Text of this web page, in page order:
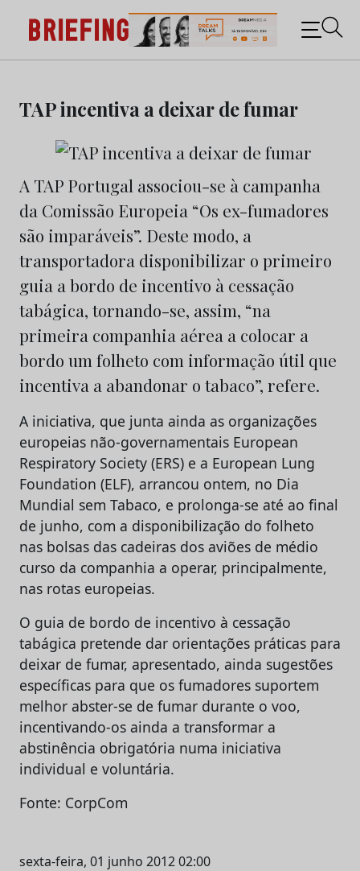
content
Briefing: Todas as notícias sobre os negócios do
Marketing e da Publicidade
TAP incentiva a deixar de fumar
A TAP Portugal associou-se à campanha
da Comissão Europeia “Os ex-fumadores
são imparáveis”. Deste modo, a
transportadora disponibilizar o primeiro
guia a bordo de incentivo à cessação
tabágica, tornando-se, assim, “na
primeira companhia aérea a colocar a
bordo um folheto com informação útil que
incentiva a abandonar o tabaco”, refere.
A iniciativa, que junta ainda as organizações
europeias não-governamentais European
Respiratory Society (ERS) e a European Lung
Foundation (ELF), arrancou ontem, no Dia
Mundial sem Tabaco, e prolonga-se até ao final
de junho, com a disponibilização do folheto
nas bolsas das cadeiras dos aviões de médio
curso da companhia a operar, principalmente,
nas rotas europeias.
O guia de bordo de incentivo à cessação
tabágica pretende dar orientações práticas para
deixar de fumar, apresentado, ainda sugestões
específicas para que os fumadores suportem
melhor abster-se de fumar durante o voo,
incentivando-os ainda a transformar a
abstinência obrigatória numa iniciativa
individual e voluntária.
Fonte: CorpCom
sexta-feira, 01 junho 2012 02:00